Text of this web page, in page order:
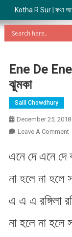
Kotha R Sur | কথা
Ene De
ঝুমকা
Salil Chowdhury
December 25, 2018
Leave A Comment
|
এনে দে এনে দে
না হলে না হলে
এ এ এ রঙ্গিলা
না হলে না হলে